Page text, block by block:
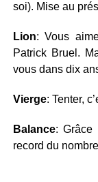
soi). Mise au
Lion: Vous
Patrick Bruel.
vous dans dix
Vierge: Tenter,
Balance: Grâce
record du